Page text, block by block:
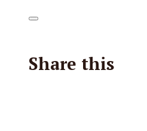
Share this